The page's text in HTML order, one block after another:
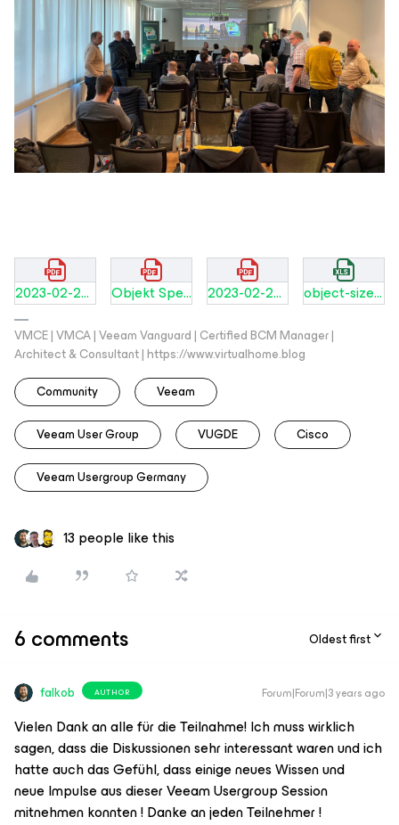
2023-02-28 - VUG Germany - VB365 JobManager.pdf Objekt Speicher Sizing - Falko Banaszak VUG Germany.pdf 2023-02-28 - VUG Germany - Architect Resources.pdf object-size-calculation-example.xlsx
VMCE | VMCA | Veeam Vanguard | Certified BCM Manager |
Architect & Consultant | https://www.virtualhome.blog
Community
Veeam
Veeam User Group VUGDE Cisco
Veeam Usergroup Germany
13 people like this
6 comments Oldest first
falkob AUTHOR Forum|Forum|3 years ago
Vielen Dank an alle für die Teilnahme! Ich muss wirklich
sagen, dass die Diskussionen sehr interessant waren und ich
hatte auch das Gefühl, dass einige neues Wissen und
neue Impulse aus dieser Veeam Usergroup Session
mitnehmen konnten ! Danke an jeden Teilnehmer !